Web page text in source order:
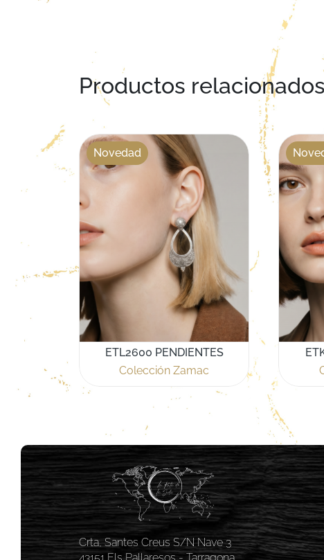
Productos relacionados
Novedad
ETL2600 PENDIENTES
Colección Zamac
Crta, Santes Creus S/N Nave 3